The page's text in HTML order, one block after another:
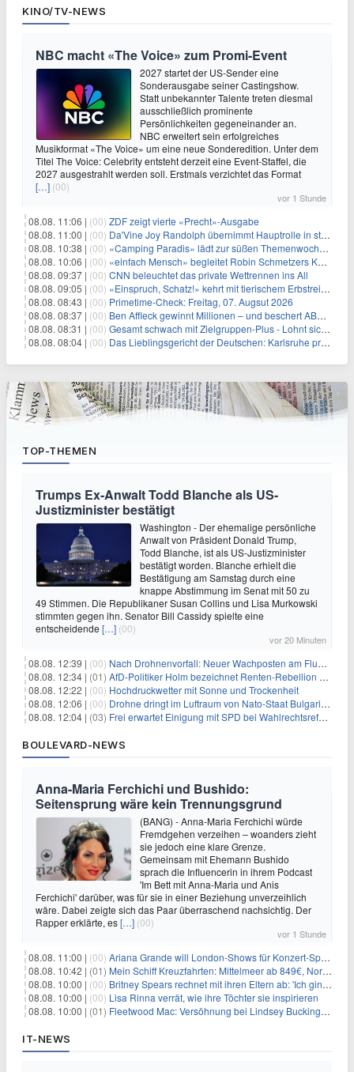
KINO/TV-NEWS
NBC macht «The Voice» zum Promi-Event
2027 startet der US-Sender eine
Sonderausgabe seiner Castingshow.
Statt unbekannter Talente treten diesmal
ausschließlich prominente
Persönlichkeiten gegeneinander an.
NBC erweitert sein erfolgreiches
Musikformat «The Voice» um eine neue Sonderedition. Unter dem
Titel The Voice: Celebrity entsteht derzeit eine Event-Staffel, die
2027 ausgestrahlt werden soll. Erstmals verzichtet das Format
[…] (00)
vor 1 Stunde
08.08. 11:06 | (00) ZDF zeigt vierte «Precht»-Ausgabe
08.08. 11:00 | (00) Da'Vine Joy Randolph übernimmt Hauptrolle in starbesetzter schwarzer Komödie
08.08. 10:38 | (00) «Camping Paradis» lädt zur süßen Themenwoche ein
08.08. 10:06 | (00) «einfach Mensch» begleitet Robin Schmetzers Kampf gegen eine seltene Krankheit
08.08. 09:37 | (00) CNN beleuchtet das private Wettrennen ins All
08.08. 09:05 | (00) «Einspruch, Schatz!» kehrt mit tierischem Erbstreit zurück
08.08. 08:43 | (00) Primetime-Check: Freitag, 07. Augsut 2026
08.08. 08:37 | (00) Ben Affleck gewinnt Millionen – und beschert ABC Top-Quoten
08.08. 08:31 | (00) Gesamt schwach mit Zielgruppen-Plus - Lohnt sich First Dates Hotel doch?
08.08. 08:04 | (00) Das Lieblingsgericht der Deutschen: Karlsruhe prägt seit 75 Jahren die Republik
TOP-THEMEN
Trumps Ex-Anwalt Todd Blanche als US-
Justizminister bestätigt
Washington - Der ehemalige persönliche
Anwalt von Präsident Donald Trump,
Todd Blanche, ist als US-Justizminister
bestätigt worden. Blanche erhielt die
Bestätigung am Samstag durch eine
knappe Abstimmung im Senat mit 50 zu
49 Stimmen. Die Republikaner Susan Collins und Lisa Murkowski
stimmten gegen ihn. Senator Bill Cassidy spielte eine
entscheidende […] (00)
vor 20 Minuten
08.08. 12:39 | (00) Nach Drohnenvorfall: Neuer Wachposten am Flughafen
08.08. 12:34 | (01) AfD-Politiker Holm bezeichnet Renten-Rebellion als "Rollenspiel"
08.08. 12:22 | (00) Hochdruckwetter mit Sonne und Trockenheit
08.08. 12:06 | (00) Drohne dringt im Luftraum von Nato-Staat Bulgarien ein
08.08. 12:04 | (03) Frei erwartet Einigung mit SPD bei Wahlrechtsreform
BOULEVARD-NEWS
Anna-Maria Ferchichi und Bushido:
Seitensprung wäre kein Trennungsgrund
(BANG) - Anna-Maria Ferchichi würde
Fremdgehen verzeihen – woanders zieht
sie jedoch eine klare Grenze.
Gemeinsam mit Ehemann Bushido
sprach die Influencerin in ihrem Podcast
'Im Bett mit Anna-Maria und Anis
Ferchichi' darüber, was für sie in einer Beziehung unverzeihlich
wäre. Dabei zeigte sich das Paar überraschend nachsichtig. Der
Rapper erklärte, es[…] (00)
vor 1 Stunde
08.08. 11:00 | (00) Ariana Grande will London-Shows für Konzert-Special filmen
08.08. 10:42 | (01) Mein Schiff Kreuzfahrten: Mittelmeer ab 849€, Norwegen ab 999€ p.P.
08.08. 10:00 | (00) Britney Spears rechnet mit ihren Eltern ab: 'Ich ging zwei Monate lang auf die Knie und weinte'
08.08. 10:00 | (00) Lisa Rinna verrät, wie ihre Töchter sie inspirieren
08.08. 10:00 | (01) Fleetwood Mac: Versöhnung bei Lindsey Buckingham und Stevie Nicks
IT-NEWS